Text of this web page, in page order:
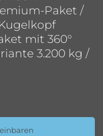
Paket /
mit 360°
3.200 kg /